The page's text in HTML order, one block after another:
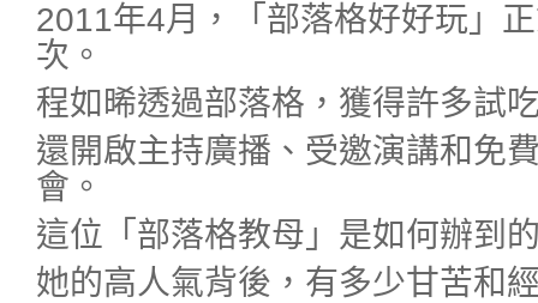
2011年4月，「部落格好好玩」
次。
程如晞透過部落格，獲得許多試
還開啟主持廣播、受邀演講和
會。
這位「部落格教母」是如何辦到
她的高人氣背後，有多少甘苦和